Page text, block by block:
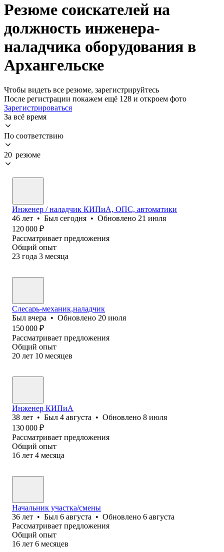
Резюме соискателей на
должность инженера-
наладчика оборудования в
Архангельске
Чтобы видеть все резюме, зарегистрируйтесь
После регистрации покажем ещё 128 и откроем фото
Зарегистрироваться
За всё время
По соответствию
20 резюме
Инженер / наладчик КИПиА, ОПС, автоматики
46 лет • Был сегодня • Обновлено 21 июля
120 000 ₽
Рассматривает предложения
Общий опыт
23 года 3 месяца
Слесарь-механик,наладчик
Был вчера • Обновлено 20 июля
150 000 ₽
Рассматривает предложения
Общий опыт
20 лет 10 месяцев
Инженер КИПиА
38 лет • Был 4 августа • Обновлено 8 июля
130 000 ₽
Рассматривает предложения
Общий опыт
16 лет 4 месяца
Начальник участка/смены
36 лет • Был 6 августа • Обновлено 6 августа
Рассматривает предложения
Общий опыт
16 лет 6 месяцев